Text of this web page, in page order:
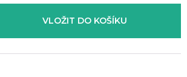
VLOŽIT DO KOŠÍKU